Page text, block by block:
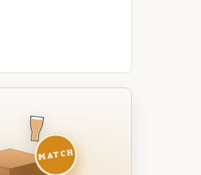
MATCH